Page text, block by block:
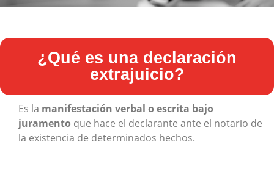
¿Qué es una declaración
extrajuicio?
Es la manifestación verbal o escrita bajo
juramento que hace el declarante ante el notario de
la existencia de determinados hechos.